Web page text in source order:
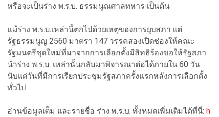
หรือจะเป็นร่าง พ.ร.บ. ธรรมนูณศาลทหาร เป็นต้น
แม้ร่าง พ.ร.บ.เหล่านี้ตกไปด้วยเหตุของการยุบสภา แต่
รัฐธรรมนูญ 2560 มาตรา 147 วรรคสองเปิดช่องให้คณะ
รัฐมนตรีชุดใหม่ที่มาจากการเลือกตั้งมีสิทธิร้องขอให้รัฐสภา
นำร่าง พ.ร.บ. เหล่านั้นกลับมาพิจารณาต่อได้ภายใน 60 วัน
นับแต่วันที่มีการเรียกประชุมรัฐสภาครั้งแรกหลังการเลือกตั้ง
ทั่วไป
อ่านข้อมูลเต็ม และรายชื่อ ร่าง พ.ร.บ. ทั้งหมดเพิ่มเติมได้ที่นี่: h